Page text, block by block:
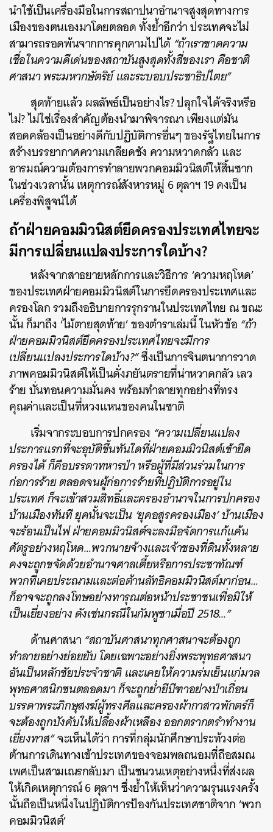
นำใช้เป็นเครื่องมือในการสถาปนาอำนาจสูงสุดทางการ
เมืองของตนเองมาโดยตลอด ทั้งย้ำอีกว่า ประเทศจะไม่
สามารถรอดพ้นจากการคุกคามไปได้“ถ้าเราขาดความ
เชื่อในความดีเด่นของสถาบันสูงสุดทั้งสี่ของเรา คือชาติ
ศาสนา พระมหากษัตริย์ และระบอบประชาธิปไตย”
สุดท้ายแล้ว ผลลัพธ์เป็นอย่างไร? ปลุกใจได้จริงหรือ
ไม่? ไม่ใช่เรื่องสำคัญต้องนำมาพิจารณา เพียงแต่มัน
สอดคล้องเป็นอย่างดีกับปฏิบัติการอื่นๆ ของรัฐไทยในการ
สร้างบรรยากาศความเกลียดชัง ความหวาดกลัว และ
อารมณ์ความต้องการทำลายพวกคอมมิวนิสต์ให้สิ้นซาก
ในช่วงเวลานั้น เหตุการณ์สังหารหมู่ 6 ตุลาฯ 19 คงเป็น
เครื่องพิสูจน์ได้
ถ้าฝ่ายคอมมิวนิสต์ยึดครองประเทศไทยจะ
มีการเปลี่ยนแปลงประการใดบ้าง?
หลังจากสาธยายหลักการและวิธีการ ‘ความหฤโหด’
ของประเทศฝ่ายคอมมิวนิสต์ในการยึดครองประเทศและ
ครองโลก รวมถึงอธิบายการรุกรานในประเทศไทย ณ ขณะ
นั้น ก็มาถึง ‘ไม้ตายสุดท้าย’ ของตำราเล่มนี้ ในหัวข้อ “ถ้า
ฝ่ายคอมมิวนิสต์ยึดครองประเทศไทยจะมีการ
เปลี่ยนแปลงประการใดบ้าง?”ซึ่งเป็นการจินตนาการวาด
ภาพคอมมิวนิสต์ให้เป็นดั่งภยันตรายที่น่าหวาดกลัว เลว
ร้าย บั่นทอนความมั่นคง พร้อมทำลายทุกอย่างที่ทรง
คุณค่าและเป็นที่หวงแหนของคนในชาติ
เริ่มจากระบอบการปกครอง “ความเปลี่ยนแปลง
ประการแรกที่จะอุบัติขึ้นทันใดที่ฝ่ายคอมมิวนิสต์เข้ายึด
ครองได้ ก็คือบรรดาทหารป่า หรือผู้ที่มีส่วนร่วมในการ
ก่อการร้าย ตลอดจนผู้ก่อการร้ายที่ปฏิบัติการอยู่ใน
ประเทศ ก็จะเข้าสวมสิทธิ์และครองอำนาจในการปกครอง
บ้านเมืองทันที ยุคนั้นจะเป็น ‘ยุคอสูรครองเมือง’ บ้านเมือง
จะร้อนเป็นไฟ ฝ่ายคอมมิวนิสต์จะลงมือจัดการแก้แค้น
ศัตรูอย่างหฤโหด…พวกนายจ้างและเจ้าของที่ดินทั้งหลาย
คงจะถูกขจัดด้วยอำนาจศาลเตี้ยหรือการประชาทัณฑ์
พวกที่เคยประณามและต่อต้านลัทธิคอมมิวนิสต์มาก่อน…
ก็อาจจะถูกลงโทษอย่างทารุณต่อหน้าประชาชนเพื่อมิให้
เป็นเยี่ยงอย่าง ดังเช่นกรณีในกัมพูชาเมื่อปี 2518…”
ด้านศาสนา “สถาบันศาสนาทุกศาสนาจะต้องถูก
ทำลายอย่างย่อยยับ โดยเฉพาะอย่างยิ่งพระพุทธศาสนา
อันเป็นหลักชัยประจำชาติ และเคยให้ความร่มเย็นแก่มวล
พุทธศาสนิกชนตลอดมา ก็จะถูกย่ำยีบีฑาอย่างป่าเถื่อน
บรรดาพระภิกษุสงฆ์ผู้ทรงศีลและครองผ้ากาสาวพักตร์ก็
จะต้องถูกบังคับให้เปลื้องผ้าเหลือง ออกตรากตรำทำงาน
เยี่ยงทาส”จะเห็นได้ว่า การที่กลุ่มนักศึกษาประท้วงต่อ
ต้านการเดินทางเข้าประเทศของจอมพลถนอมที่ถือสมณ
เพศเป็นสามเณรกลับมา เป็นชนวนเหตุอย่างหนึ่งที่ส่งผล
ให้เกิดเหตุการณ์ 6 ตุลาฯ ซึ่งย้ำให้เห็นว่าความรุนแรงครั้ง
นั้นถือเป็นหนึ่งในปฏิบัติการป้องกันประเทศชาติจาก ‘พวก
คอมมิวนิสต์’
SHARE TWEET LINE EMAIL